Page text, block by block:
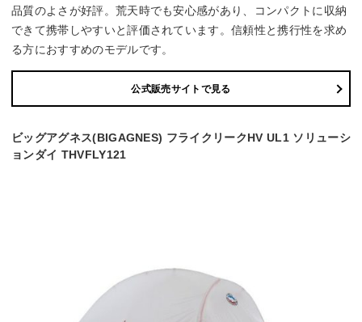
品質のよさが好評。荒天時でも安心感があり、コンパクトに収納
できて携帯しやすいと評価されています。信頼性と携行性を求め
る方におすすめのモデルです。
公式販売サイトで見る
ビッグアグネス(BIGAGNES) フライクリークHV UL1 ソリューシ
ョンダイ THVFLY121